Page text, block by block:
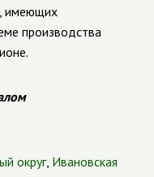
имеющих
производства
округ, Ивановская